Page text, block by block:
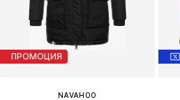
ПРОМОЦИЯ
NAVAHOO